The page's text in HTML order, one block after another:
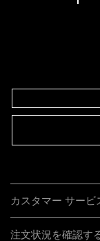
あなたはM･
登録後の初回購
カスタマー サービ
注文状況を確認す